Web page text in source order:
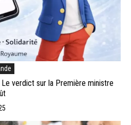
Le verdict sur la Première ministre